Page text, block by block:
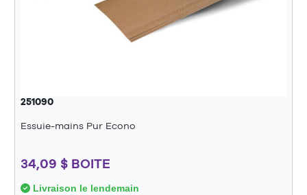
251090
Essuie-mains Pur Econo
34,09 $ BOITE
Livraison le lendemain